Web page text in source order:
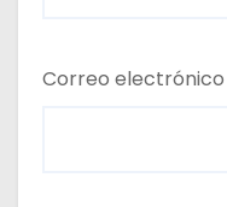
Correo electrónico